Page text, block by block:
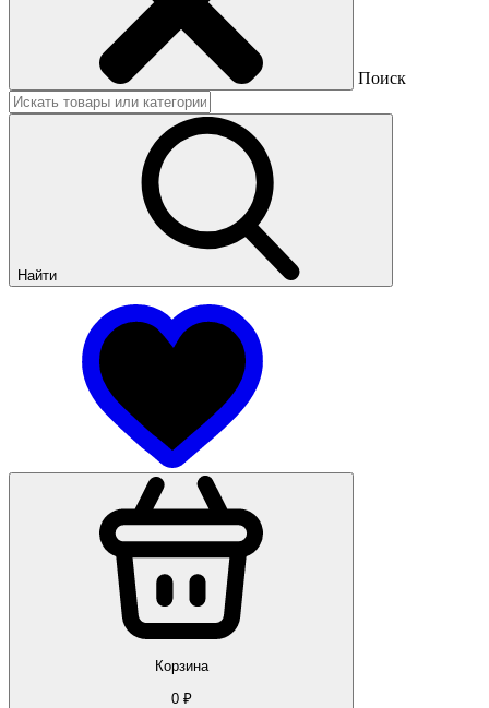
Поиск
Найти
Корзина
0₽